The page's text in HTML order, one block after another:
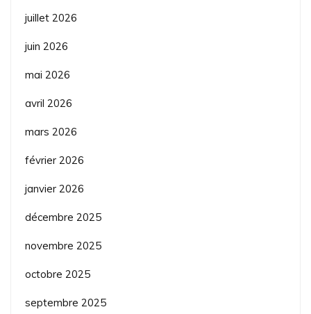
juillet 2026
juin 2026
mai 2026
avril 2026
mars 2026
février 2026
janvier 2026
décembre 2025
novembre 2025
octobre 2025
septembre 2025